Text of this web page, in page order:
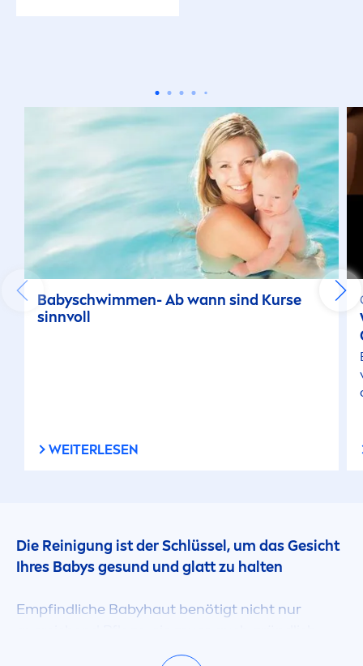
Babyschwimmen- Ab wann sind Kurse
sinnvoll
WEITERLESEN
Die Reinigung ist der Schlüssel, um das Gesicht
Ihres Babys gesund und glatt zu halten
Empfindliche Babyhaut benötigt nicht nur
gereinigt werden. Babyhaut ist extra weich und